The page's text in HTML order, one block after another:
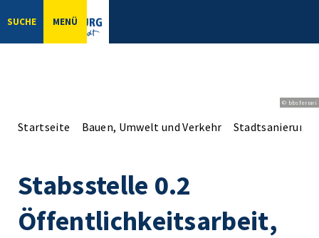
SUCHE MENÜ
© bbsferrari
Startseite Bauen, Umwelt und Verkehr Stadtsanierung
Stabsstelle 0.2
Öffentlichkeitsarbeit,